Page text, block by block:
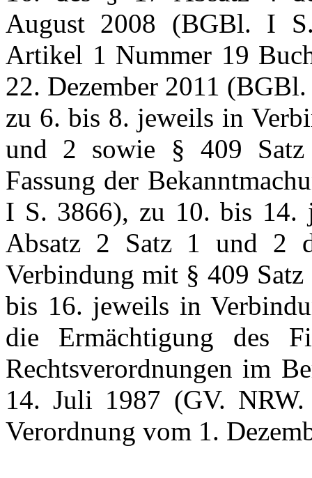
August 2008 (BGBl. I
Artikel 1 Nummer 19
22. Dezember 2011
zu 6. bis 8. jeweils in
und 2 sowie § 409
Fassung der
I S. 3866), zu 10. bis 14.
Absatz 2 Satz 1 und 2
Verbindung mit § 409
bis 16. jeweils in
die Ermächtigung des
Rechtsverordnungen im
14. Juli 1987 (GV.
Verordnung vom 1.